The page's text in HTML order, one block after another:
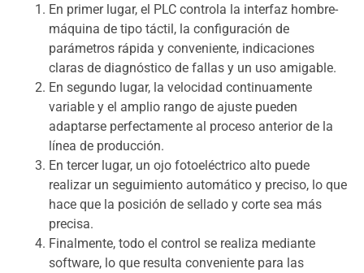
En primer lugar, el PLC controla la interfaz hombre-
máquina de tipo táctil, la configuración de
parámetros rápida y conveniente, indicaciones
claras de diagnóstico de fallas y un uso amigable.
En segundo lugar, la velocidad continuamente
variable y el amplio rango de ajuste pueden
adaptarse perfectamente al proceso anterior de la
línea de producción.
En tercer lugar, un ojo fotoeléctrico alto puede
realizar un seguimiento automático y preciso, lo que
hace que la posición de sellado y corte sea más
precisa.
Finalmente, todo el control se realiza mediante
software, lo que resulta conveniente para las